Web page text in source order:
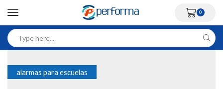
0
alarmas para escuelas